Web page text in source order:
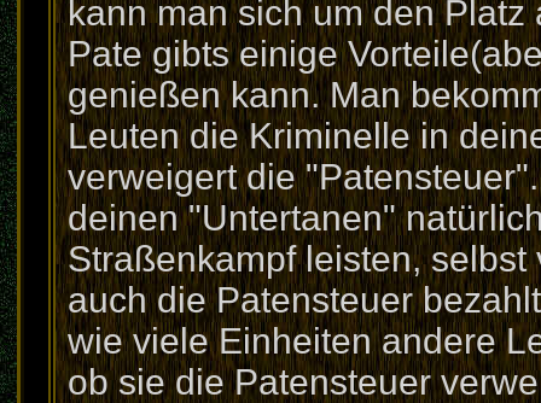
kann man sich um den
Pate gibts einige
genießen kann. Man
Leuten die Kriminelle in
verweigert die
deinen "Untertanen"
Straßenkampf leisten,
auch die Patensteuer
wie viele Einheiten andere
ob sie die Patensteuer